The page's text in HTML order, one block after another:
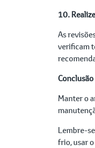
10.
As
verificam
Conclusão
Manter o
Lembre-
frio, usar